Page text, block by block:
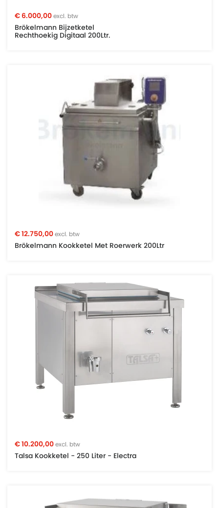
€ 6.000,00 excl. btw
Brökelmann Bijzetketel
Rechthoekig Digitaal 200Ltr.
€ 12.750,00 excl. btw
Brökelmann Kookketel Met Roerwerk 200Ltr
€ 10.200,00 excl. btw
Talsa Kookketel - 250 Liter - Electra